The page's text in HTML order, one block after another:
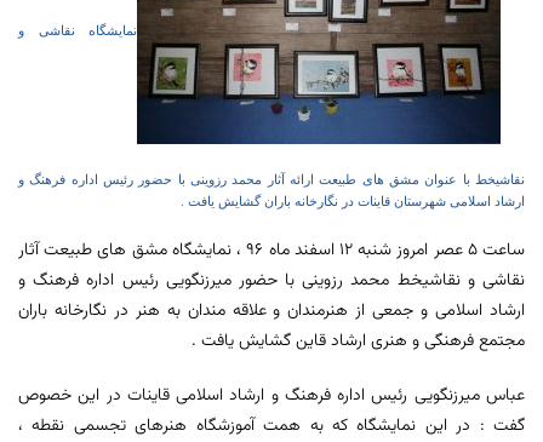
نمایشگاه نقاشی و
نقاشیخط با عنوان مشق های طبیعت ارائه آثار محمد رزوینی با حضور رئیس اداره فرهنگ و
ارشاد اسلامی شهرستان قاینات در نگارخانه باران گشایش یافت .
ساعت ٥ عصر امروز شنبه ١٢ اسفند ماه ٩٦ ، نمایشگاه مشق های طبیعت آثار
نقاشی و نقاشیخط محمد رزوینی با حضور میرزنگویی رئیس اداره فرهنگ و
ارشاد اسلامی و جمعی از هنرمندان و علاقه مندان به هنر در نگارخانه باران
مجتمع فرهنگی و هنری ارشاد قاین گشایش یافت .
عباس میرزنگویی رئیس اداره فرهنگ و ارشاد اسلامی قاینات در این خصوص
گفت : در این نمایشگاه که به همت آموزشگاه هنرهای تجسمی نقطه ،